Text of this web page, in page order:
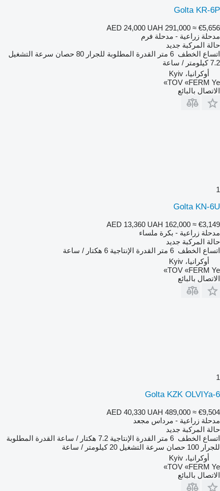
Golta KR-6P
AED 24,000 UAH 291,000 ≈ €5,656
مدحلة زراعية - مدحلة فرم
حالة المركبة جديد
اتساع الخطف 6 متر القدرة المطلوبة للجرار 80 حصان
سرعة التشغيل
7.2 كيلومتر / ساعة
أوكرانيا، Kyiv
TOV «FERM Ye»
الاتصال بالبائع
1
Golta KN-6U
AED 13,360 UAH 162,000 ≈ €3,149
مدحلة زراعية - بكرة ملساء
حالة المركبة جديد
اتساع الخطف 6 متر القدرة الإنتاجية 6 هكتار / ساعة
أوكرانيا، Kyiv
TOV «FERM Ye»
الاتصال بالبائع
1
Golta KZK OLVIYa-6
AED 40,330 UAH 489,000 ≈ €9,504
مدحلة زراعية - مرداس مجعد
حالة المركبة جديد
اتساع الخطف 6 متر القدرة الإنتاجية 7.2 هكتار / ساعة
القدرة المطلوبة
للجرار 100 حصان سرعة التشغيل 20 كيلومتر / ساعة
أوكرانيا، Kyiv
TOV «FERM Ye»
الاتصال بالبائع